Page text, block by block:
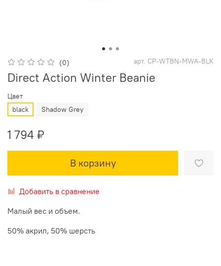
(0) арт. CP-WTBN-MWA-BLK
Direct Action Winter Beanie
Цвет
black
Shadow Grey
1 794 ₽
В корзину
Добавить в сравнение
Малый вес и объем.
50% акрил, 50% шерсть